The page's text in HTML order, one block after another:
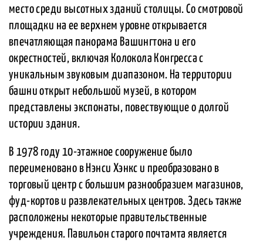
место среди высотных зданий столицы. Со смотровой
площадки на ее верхнем уровне открывается
впечатляющая панорама Вашингтона и его
окрестностей, включая Колокола Конгресса с
уникальным звуковым диапазоном. На территории
башни открыт небольшой музей, в котором
представлены экспонаты, повествующие о долгой
истории здания.
В 1978 году 10-этажное сооружение было
переименовано в Нэнси Хэнкс и преобразовано в
торговый центр с большим разнообразием магазинов,
фуд-кортов и развлекательных центров. Здесь также
расположены некоторые правительственные
учреждения. Павильон старого почтамта является